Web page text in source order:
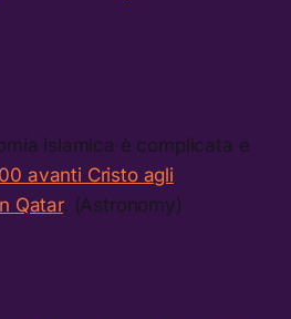
islamica è complicata e
avanti Cristo agli
Qatar. (Astronomy)